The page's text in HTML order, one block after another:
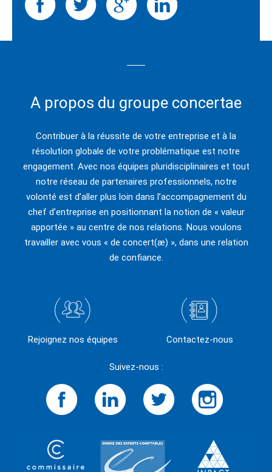
A propos du groupe concertae
Contribuer à la réussite de votre entreprise et à la
résolution globale de votre problématique est notre
engagement. Avec nos équipes pluridisciplinaires et tout
notre réseau de partenaires professionnels, notre
volonté est d’aller plus loin dans l’accompagnement du
chef d’entreprise en positionnant la notion de « valeur
apportée » au centre de nos relations. Nous voulons
travailler avec vous « de concert(æ) », dans une relation
de confiance.
Suivez-nous :
Rejoignez nos équipes Contactez-nous